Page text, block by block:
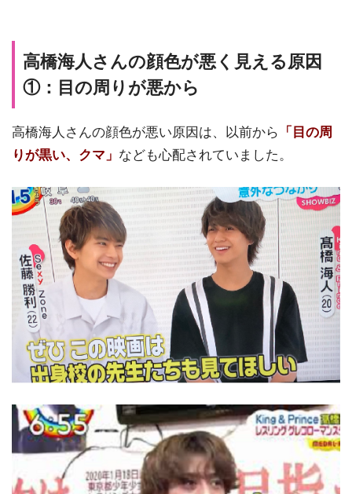
高橋海人さんの顔色が悪く見える原因
①：目の周りが悪から
高橋海人さんの顔色が悪い原因は、以前から
「目の周
りが黒い、クマ」 なども心配されていました。